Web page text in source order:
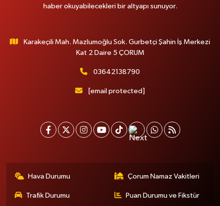
haber okuyabilecekleri bir altyapı sunuyor.
Karakeçili Mah. Mazlumoğlu Sok. Gurbetçi Şahin İş Merkezi
Kat 2 Daire 5 ÇORUM
03642138790
[email protected]
Hava Durumu Çorum Namaz Vakitleri
Trafik Durumu Puan Durumu ve Fikstür